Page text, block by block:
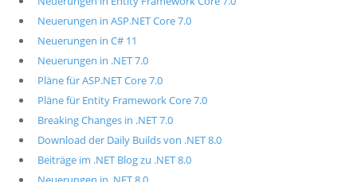
Neuerungen in ASP.NET Core 7.0
Neuerungen in C# 11
Neuerungen in .NET 7.0
Pläne für ASP.NET Core 7.0
Pläne für Entity Framework Core 7.0
Breaking Changes in .NET 7.0
Download der Daily Builds von .NET 8.0
Beiträge im .NET Blog zu .NET 8.0